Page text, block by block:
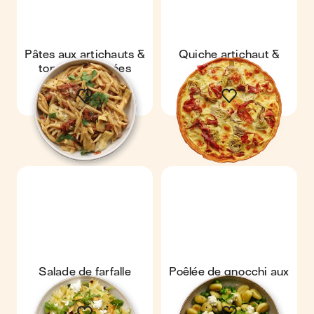
Pâtes aux artichauts &
tomates séchées
Quiche artichaut &
parma
Salade de farfalle
Poêlée de gnocchi aux
petits pois